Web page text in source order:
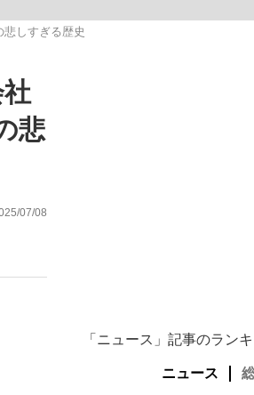
侍ジャパン選手が証言した“NPB聞...
悲しすぎる歴史
悲
07/08
「ニュース」記事のラン
ニュース